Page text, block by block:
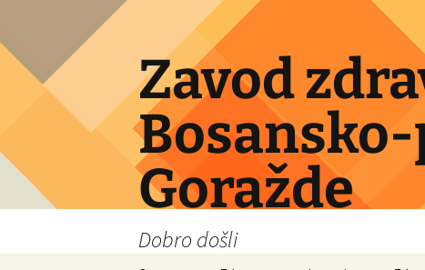
content
Zavod
Goražde
Dobro došli